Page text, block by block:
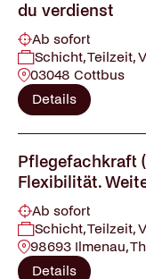
du verdienst
Ab sofort
Schicht, Teilzeit,
03048 Cottbus
Details
Pflegefachkraft
Flexibilität.
Ab sofort
Schicht, Teilzeit,
98693 Ilmenau,
Details